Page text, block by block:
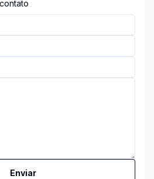
Enviar